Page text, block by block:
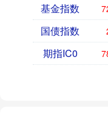
基金指数
国债指数
期指IC0